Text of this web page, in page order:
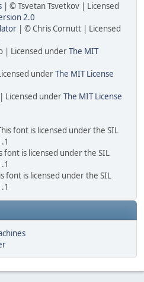
| © Tsvetan Tsvetkov | Licensed
2.0
| © Chris Cornutt | Licensed
| Licensed underThe MIT
underThe MIT License
Licensed underThe MIT License
font is licensed under the SIL
font is licensed under the SIL
font is licensed under the SIL